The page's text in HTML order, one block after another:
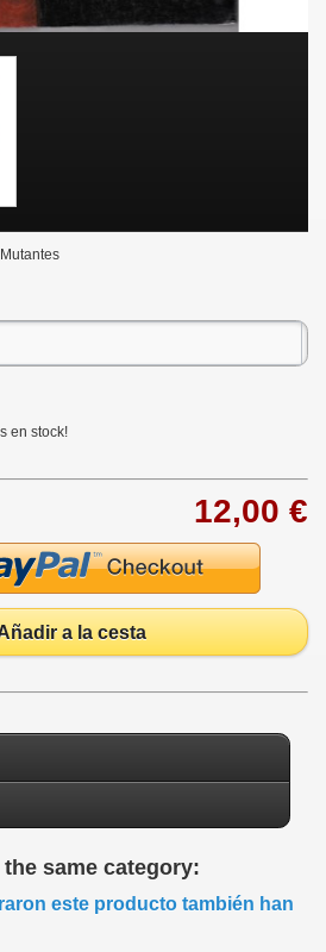
en stock!
12,00 €
a la cesta
same category:
este producto también han